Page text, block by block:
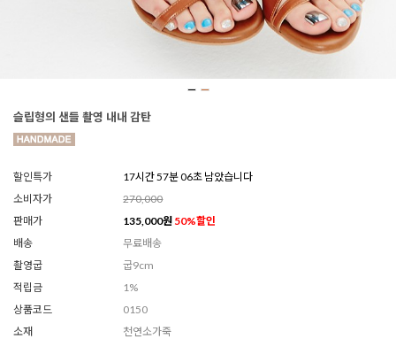
슬립형의 샌들 촬영 내내 감탄
할인특가
17시간 57분 04초 남았습니다
소비자가
270,000
판매가
135,000원 50%할인
배송
무료배송
촬영굽
굽9cm
적립금
1%
상품코드
0150
소재
천연소가죽